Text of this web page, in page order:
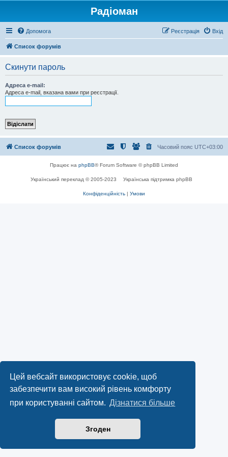
Цей вебсайт використовує cookie, щоб
забезпечити вам високий рівень комфорту
при користуванні сайтом. Дізнатися більше
Згоден
Радіоман
Допомога Вхід
Реєстрація
Список форумів
Скинути пароль
Адреса e-mail:
Адреса e-mail, вказана вами при реєстрації.
Список форумів Часовий пояс UTC+03:00
Працює на phpBB® Forum Software © phpBB Limited
Український переклад © 2005-2023 Українська підтримка phpBB
Конфіденційність | Умови